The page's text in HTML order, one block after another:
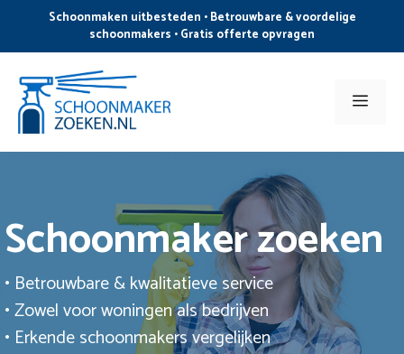
de
inhoud
Schoonmaken uitbesteden • Betrouwbare & voordelige
schoonmakers • Gratis offerte opvragen
Menu
Schoonmaker zoeken
• Betrouwbare & kwalitatieve service
• Zowel voor woningen als bedrijven
• Erkende schoonmakers vergelijken